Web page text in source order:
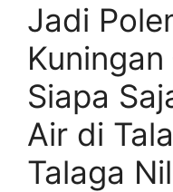
Jadi
Siapa
Air di
Talaga